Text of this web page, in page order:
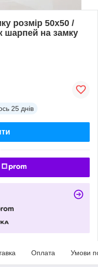
розмір 50х50 /
шарпей на замку
25 днів
Оплата Умови